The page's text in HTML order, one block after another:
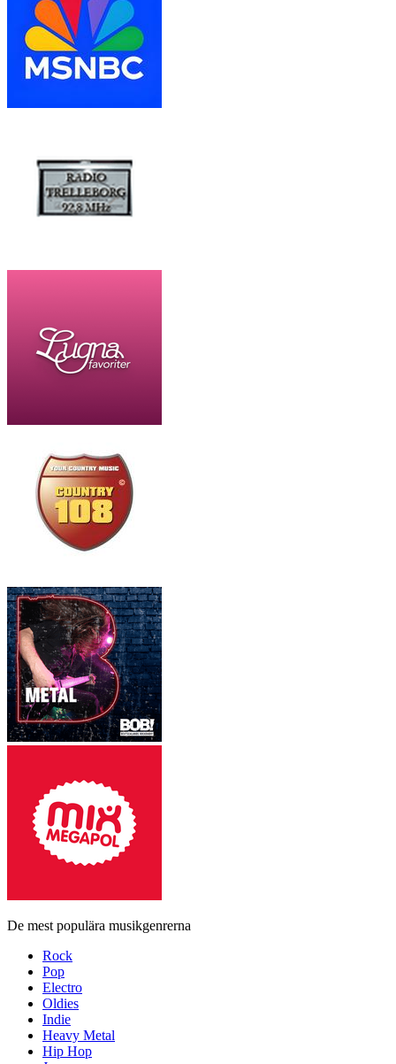
De mest populära musikgenrerna
Rock
Pop
Electro
Oldies
Indie
Heavy Metal
Hip Hop